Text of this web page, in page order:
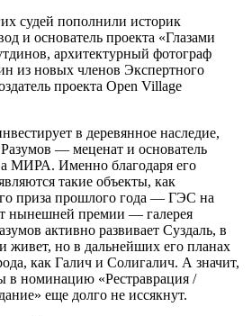
судей пополнили историк
и основатель проекта «Глазами
архитектурный фотограф
из новых членов Экспертного
проекта Open Village
в деревянное наследие,
— меценат и основатель
МИРА. Именно благодаря его
такие объекты, как
приза прошлого года — ГЭС на
нынешней премии — галерея
активно развивает Суздаль, в
живет, но в дальнейших его планах
как Галич и Солигалич. А значит,
в номинацию «Рестраврация /
еще долго не иссякнут.